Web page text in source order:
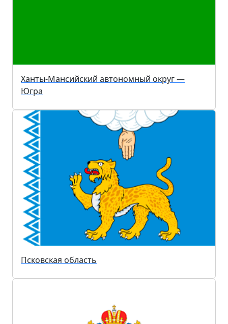
Ханты-Мансийский автономный округ —
Югра
Псковская область